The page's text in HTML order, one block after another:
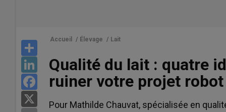
LinkedIn
Facebook
Accueil / Élevage / Lait
Qualité du lait : quatre
ruiner votre projet robot
Pour Mathilde Chauvat, spécialisée en